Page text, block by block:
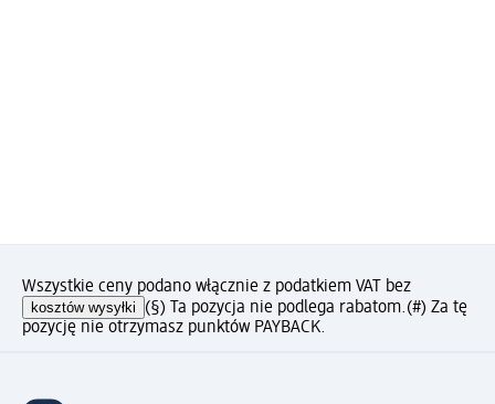
Wszystkie ceny podano włącznie z podatkiem VAT bez
kosztów wysyłki (§) Ta pozycja nie podlega rabatom.(#) Za tę
pozycję nie otrzymasz punktów PAYBACK.